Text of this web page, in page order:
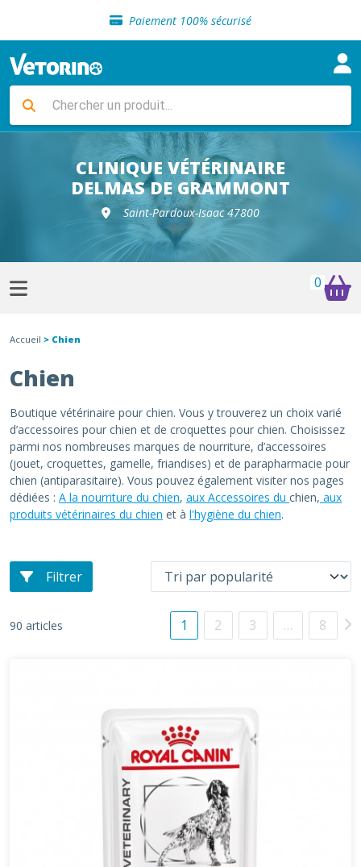
Paiement 100% sécurisé
Livraison gratuite en clinique vétérinaire
Sélection de croquettes vétérinaire
Livraison gratuite en clinique vétérinaire
Retour gratuit en clinique
Sélection de croquettes vétérinaire
CLINIQUE VÉTÉRINAIRE
DELMAS DE GRAMMONT
Saint-Pardoux-Isaac 47800
0
Accueil > Chien
Chien
Boutique vétérinaire pour chien. Vous y trouverez un choix varié
d’accessoires pour chien et de croquettes pour chien. Choisissez
parmi nos nombreuses marques de nourriture, d’accessoires
(jouet, croquettes, gamelle, friandises) et de parapharmacie pour
chien (antiparasitaire). Vous pouvez également visiter nos pages
dédiées : A la nourriture du chien, aux Accessoires du chien, aux
produits vétérinaires du chien et à l'hygiène du chien.
Filtrer
90 articles 1 2 3 … 8